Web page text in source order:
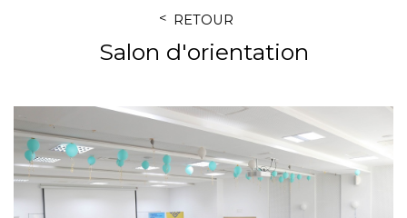
RETOUR
Salon d'orientation